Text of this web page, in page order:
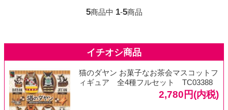
5商品中 1-5商品
猫のダヤン お菓子なお茶会マスコットフ
ィギュア 全4種フルセット TC03388
2,780円(内税)